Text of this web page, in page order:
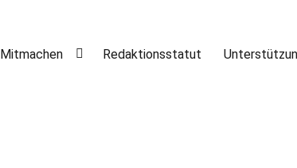
Mitmachen Redaktionsstatut